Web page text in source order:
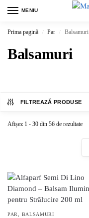
MENIU
Prima pagină / Par / Balsamuri
Balsamuri
FILTREAZĂ PRODUSE
Afișez 1 - 30 din 56 de rezultate
PAR BALSAMURI